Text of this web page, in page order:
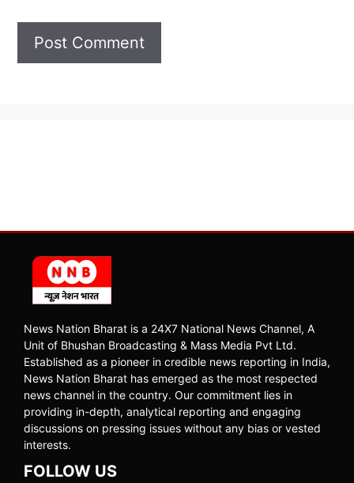
News Nation Bharat is a 24X7 National News Channel, A
Unit of Bhushan Broadcasting & Mass Media Pvt Ltd.
Established as a pioneer in credible news reporting in India,
News Nation Bharat has emerged as the most respected
news channel in the country. Our commitment lies in
providing in-depth, analytical reporting and engaging
discussions on pressing issues without any bias or vested
interests.
FOLLOW US